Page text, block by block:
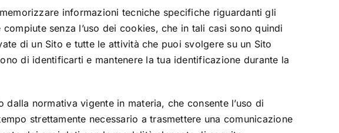
informazioni tecniche specifiche riguardanti gli
senza l’uso dei cookies, che in tali casi sono quindi
di un Sito e tutte le attività che puoi svolgere su un Sito
di identificarti e mantenere la tua identificazione durante la
normativa vigente in materia, che consente l’uso di
strettamente necessario a trasmettere una comunicazione